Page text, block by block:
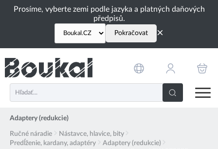
Prosíme, vyberte zemi podle jazyka a platných daňových
předpisů.
Pokračovat ×
Adaptery (redukcie)
Ručné náradie
Nástavce, hlavice, bity
Predĺženie, kardany, adaptéry
Adaptery (redukcie)